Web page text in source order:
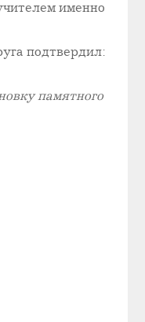
именно
подтвердил:
памятного